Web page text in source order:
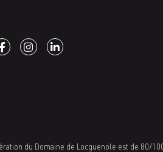
du Domaine de Locguenole est de 80/